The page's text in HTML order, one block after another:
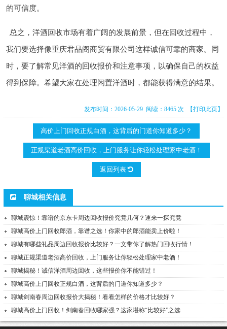
的可信度。
总之，洋酒回收市场有着广阔的发展前景，但在回收过程中，
我们要选择像重庆君品阁商贸有限公司这样诚信可靠的商家。同
时，要了解常见洋酒的回收报价和注意事项，以确保自己的权益
得到保障。希望大家在处理闲置洋酒时，都能获得满意的结果。
发布时间：2026-05-29 阅读：8465 次 【打印此页】
高价上门回收正规白酒，这背后的门道你知道多少？
正规渠道老酒高价回收，上门服务让你轻松处理家中老酒！
返回列表
聊城相关信息
聊城震惊！靠谱的京东卡周边回收报价究竟几何？速来一探究竟
聊城高价上门回收郎酒，靠谱之选！你家中的郎酒能卖上价啦！
聊城有哪些礼品周边回收报价比较好？一文带你了解热门回收行情！
聊城正规渠道老酒高价回收，上门服务让你轻松处理家中老酒！
聊城揭秘！诚信洋酒周边回收，这些报价你不能错过！
聊城高价上门回收正规白酒，这背后的门道你知道多少？
聊城剑南春周边回收报价大揭秘！看看怎样的价格才比较好？
聊城高价上门回收！剑南春回收哪家强？这家堪称“比较好”之选